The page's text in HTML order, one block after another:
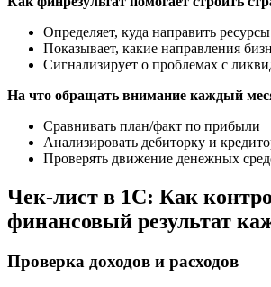
Определяет, куда направить ресурсы
Показывает, какие направления
Сигнализирует о проблемах с
На что обращать внимание каждый
Сравнивать план/факт по прибыли
Анализировать дебиторку и
Проверять движение денежных
Чек-лист в 1С: Как
финансовый результат
Проверка доходов и расходов